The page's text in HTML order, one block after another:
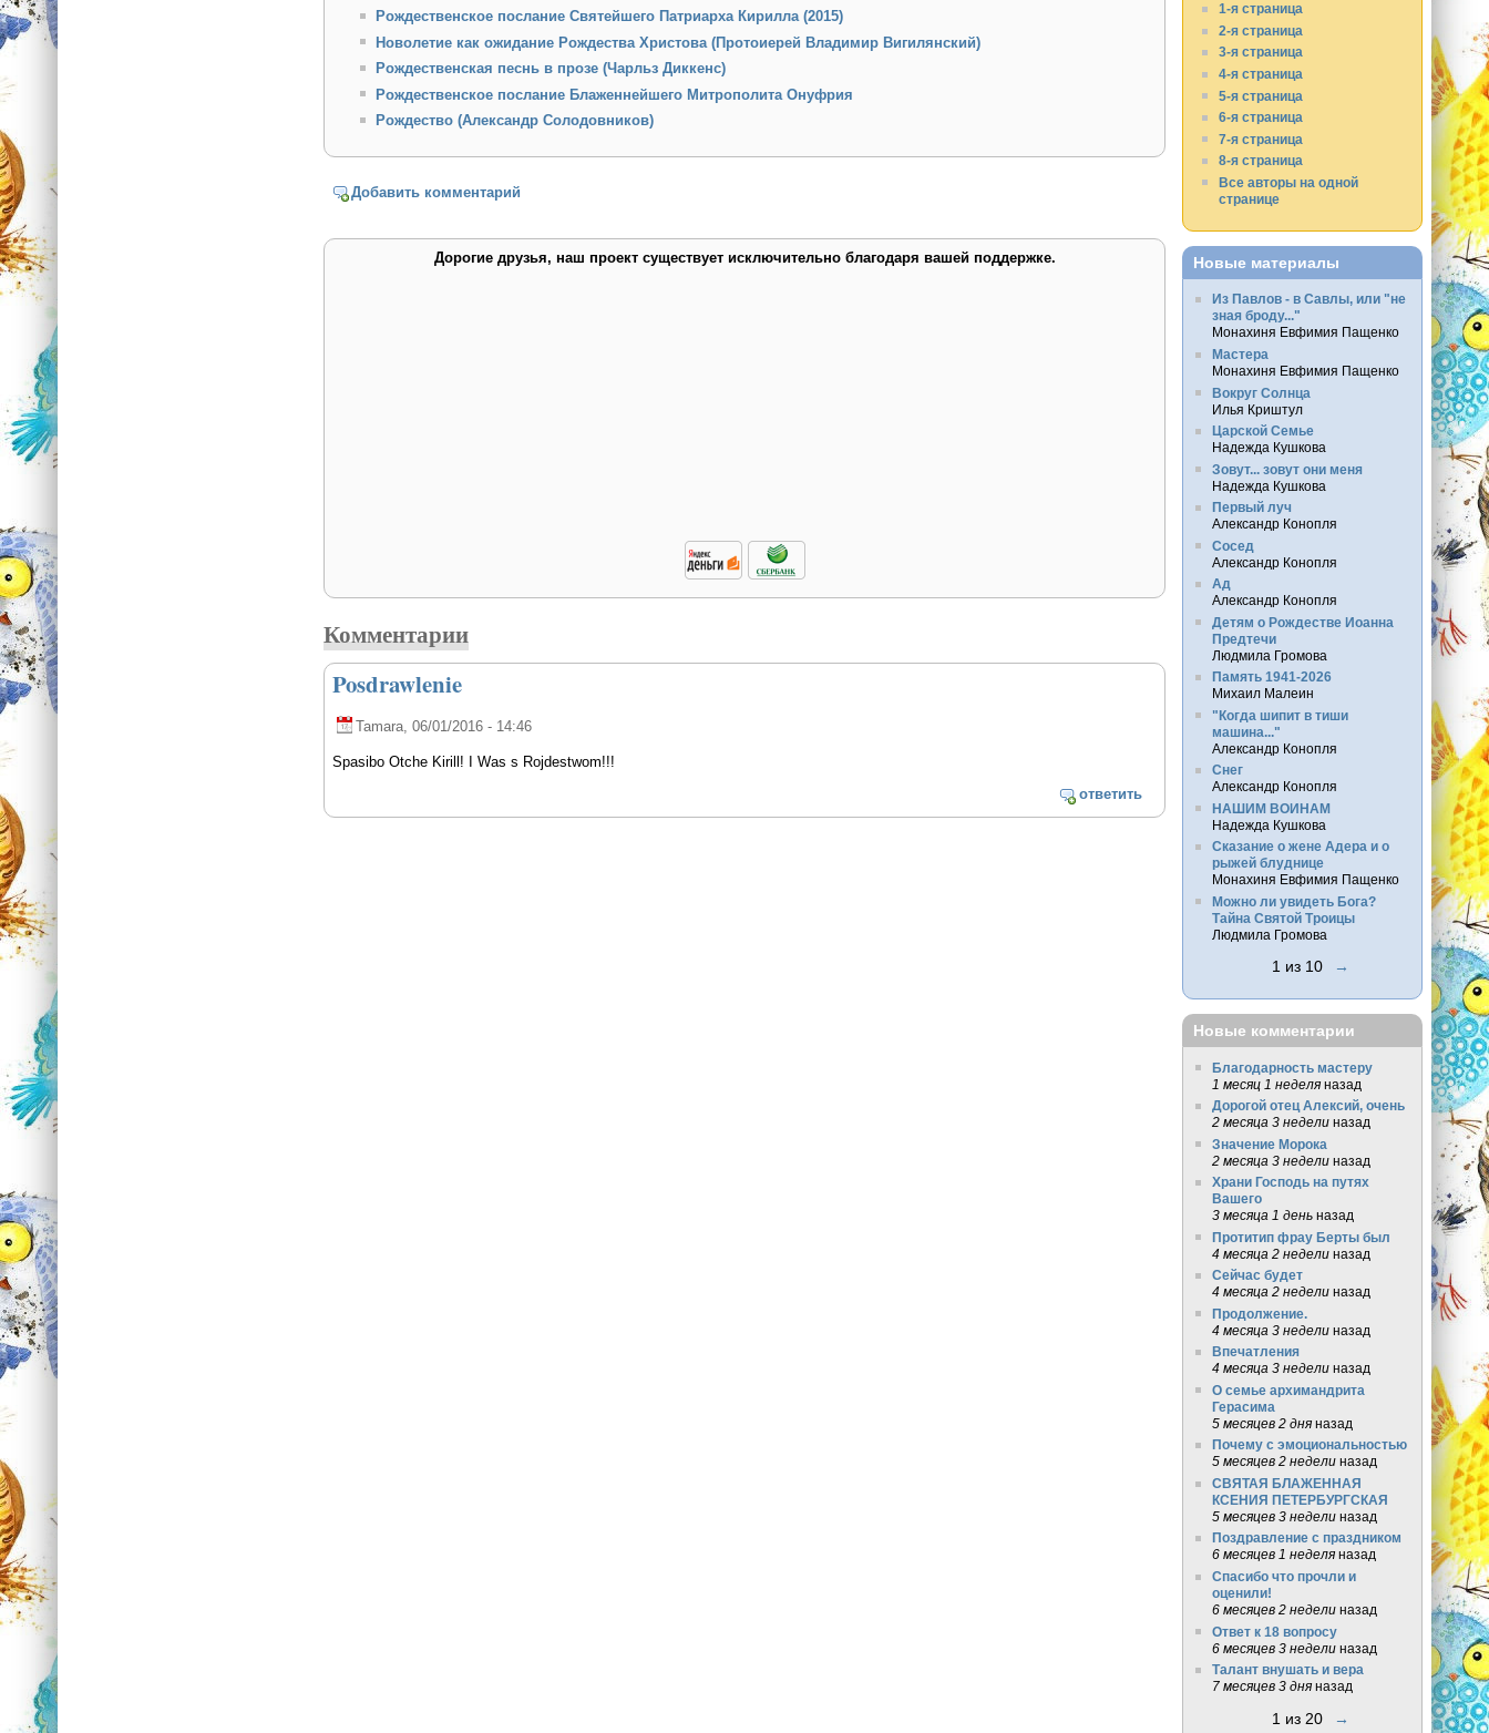
Рождественское послание Святейшего Патриарха Кирилла (2015)
Новолетие как ожидание Рождества Христова (Протоиерей Владимир Вигилянский)
Рождественская песнь в прозе (Чарльз Диккенс)
Рождественское послание Блаженнейшего Митрополита Онуфрия
Рождество (Александр Солодовников)
Добавить комментарий
Дорогие друзья, наш проект существует исключительно благодаря вашей поддержке.
Комментарии
Posdrawlenie
Tamara, 06/01/2016 - 14:46
Spasibo Otche Kirill! I Was s Rojdestwom!!!
ответить
1-я страница
2-я страница
3-я страница
4-я страница
5-я страница
6-я страница
7-я страница
8-я страница
Все авторы на одной
странице
Новые материалы
Из Павлов - в Савлы, или "не
зная броду..."
Монахиня Евфимия Пащенко
Мастера
Монахиня Евфимия Пащенко
Вокруг Солнца
Илья Криштул
Царской Семье
Надежда Кушкова
Зовут... зовут они меня
Надежда Кушкова
Первый луч
Александр Конопля
Сосед
Александр Конопля
Ад
Александр Конопля
Детям о Рождестве Иоанна
Предтечи
Людмила Громова
Память 1941-2026
Михаил Малеин
"Когда шипит в тиши
машина..."
Александр Конопля
Снег
Александр Конопля
НАШИМ ВОИНАМ
Надежда Кушкова
Сказание о жене Адера и о
рыжей блуднице
Монахиня Евфимия Пащенко
Можно ли увидеть Бога?
Тайна Святой Троицы
Людмила Громова
1 из 10 →
Новые комментарии
Благодарность мастеру
1 месяц 1 неделяназад
Дорогой отец Алексий, очень
2 месяца 3 неделиназад
Значение Морока
2 месяца 3 неделиназад
Храни Господь на путях
Вашего
3 месяца 1 деньназад
Протитип фрау Берты был
4 месяца 2 неделиназад
Сейчас будет
4 месяца 2 неделиназад
Продолжение.
4 месяца 3 неделиназад
Впечатления
4 месяца 3 неделиназад
О семье архимандрита
Герасима
5 месяцев 2 дняназад
Почему с эмоциональностью
5 месяцев 2 неделиназад
СВЯТАЯ БЛАЖЕННАЯ
КСЕНИЯ ПЕТЕРБУРГСКАЯ
5 месяцев 3 неделиназад
Поздравление с праздником
6 месяцев 1 неделяназад
Спасибо что прочли и
оценили!
6 месяцев 2 неделиназад
Ответ к 18 вопросу
6 месяцев 3 неделиназад
Талант внушать и вера
7 месяцев 3 дняназад
1 из 20 →